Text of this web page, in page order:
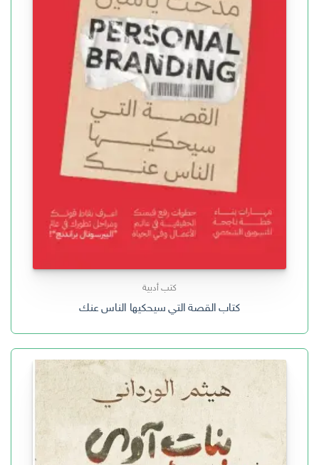
كتب أدبية
كتاب القصة التي سيحكيها الناس عنك